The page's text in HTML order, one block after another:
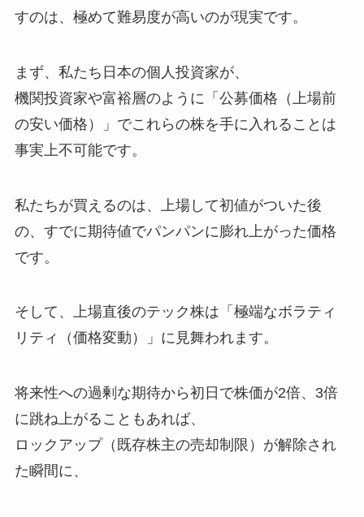
すのは、極めて難易度が高いのが現実です。
まず、私たち日本の個人投資家が、
機関投資家や富裕層のように「公募価格（上場前
の安い価格）」でこれらの株を手に入れることは
事実上不可能です。
私たちが買えるのは、上場して初値がついた後
の、すでに期待値でパンパンに膨れ上がった価格
です。
そして、上場直後のテック株は「極端なボラティ
リティ（価格変動）」に見舞われます。
将来性への過剰な期待から初日で株価が2倍、3倍
に跳ね上がることもあれば、
ロックアップ（既存株主の売却制限）が解除され
た瞬間に、